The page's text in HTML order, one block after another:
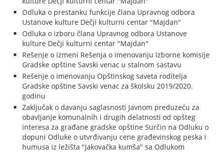
Odluka o prestanku funkcije člana Upravnog odbora
Ustanove kulture Dečji kulturni centar "Majdan"
Odluka o izboru člana Upravnog odbora Ustanove
kulture Dečji kulturni centar "Majdan"
Rešenje o izmeni Rešenja o imenovanju Izborne komisije
Gradske opštine Savski venac u stalnom sastavu
Rešenje o imenovanju Opštinskog saveta roditelja
Gradske opštine Savski venac za školsku 2019/2020.
godinu
Zaključak o davanju saglasnosti Javnom preduzeću za
obavljanje komunalnih i drugih delatnosti od opšteg
interesa za građane gradske opštine Surčin na Odluku o
dopuni Odluke o utvrđivanju cene građevinskog peska i
humusa iz ležišta "Jakovačka kumša" sa Odlukom